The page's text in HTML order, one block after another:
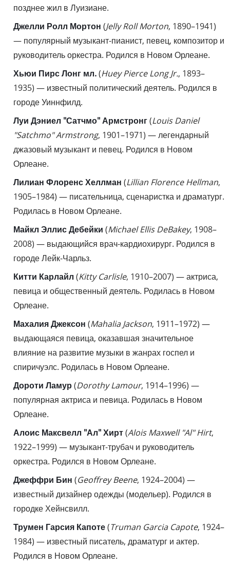
позднее жил в Луизиане.
Джелли Ролл Мортон (Jelly Roll Morton, 1890–1941)
— популярный музыкант-пианист, певец, композитор и
руководитель оркестра. Родился в Новом Орлеане.
Хьюи Пирс Лонг мл.(Huey Pierce Long Jr., 1893–
1935) — известный политический деятель. Родился в
городе Уиннфилд.
Луи Дэниел "Сатчмо" Армстронг(Louis Daniel
"Satchmo" Armstrong, 1901–1971) — легендарный
джазовый музыкант и певец. Родился в Новом
Орлеане.
Лилиан Флоренс Хеллман (Lillian Florence Hellman,
1905–1984) — писательница, сценаристка и драматург.
Родилась в Новом Орлеане.
Майкл Эллис Дебейки (Michael Ellis DeBakey, 1908–
2008) — выдающийся врач-кардиохирург. Родился в
городе Лейк-Чарльз.
Китти Карлайл (Kitty Carlisle, 1910–2007) — актриса,
певица и общественный деятель. Родилась в Новом
Орлеане.
Махалия Джексон (Mahalia Jackson, 1911–1972) —
выдающаяся певица, оказавшая значительное
влияние на развитие музыки в жанрах госпел и
спиричуэлс. Родилась в Новом Орлеане.
Дороти Ламур (Dorothy Lamour, 1914–1996) —
популярная актриса и певица. Родилась в Новом
Орлеане.
Алоис Максвелл "Ал" Хирт(Alois Maxwell "Al" Hirt,
1922–1999) — музыкант-трубач и руководитель
оркестра. Родился в Новом Орлеане.
Джеффри Бин (Geoffrey Beene, 1924–2004) —
известный дизайнер одежды (модельер). Родился в
городке Хейнсвилл.
Трумен Гарсия Капоте(Truman Garcia Capote, 1924–
1984) — известный писатель, драматург и актер.
Родился в Новом Орлеане.